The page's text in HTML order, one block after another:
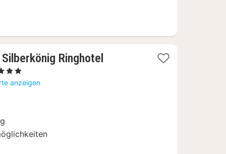
Ringhotel
anzeigen